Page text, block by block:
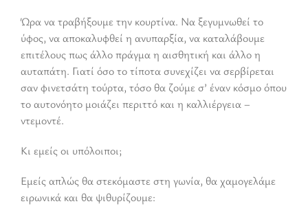
Ώρα να τραβήξουμε την κουρτίνα. Να ξεγυμνωθεί το
ύφος, να αποκαλυφθεί η ανυπαρξία, να καταλάβουμε
επιτέλους πως άλλο πράγμα η αισθητική και άλλο η
αυταπάτη. Γιατί όσο το τίποτα συνεχίζει να σερβίρεται
σαν φινετσάτη τούρτα, τόσο θα ζούμε σ’ έναν κόσμο όπου
το αυτονόητο μοιάζει περιττό και η καλλιέργεια –
ντεμοντέ.
Κι εμείς οι υπόλοιποι;
Εμείς απλώς θα στεκόμαστε στη γωνία, θα χαμογελάμε
ειρωνικά και θα ψιθυρίζουμε: